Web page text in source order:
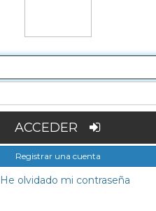
Registrar una cuenta
He olvidado mi contraseña